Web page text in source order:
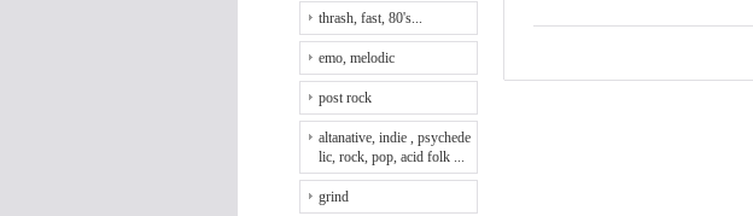
thrash, fast, 80's...
emo, melodic
post rock
altanative, indie , psychede
lic, rock, pop, acid folk ...
grind